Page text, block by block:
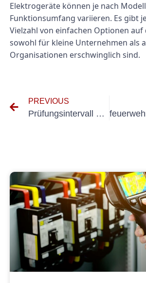
Elektrogeräte können je nach
Funktionsumfang variieren. Es gibt
Vielzahl von einfachen Optionen
sowohl für kleine Unternehmen als
Organisationen erschwinglich sind.
PREVIOUS
Prüfungsintervall elektrische Anlagen